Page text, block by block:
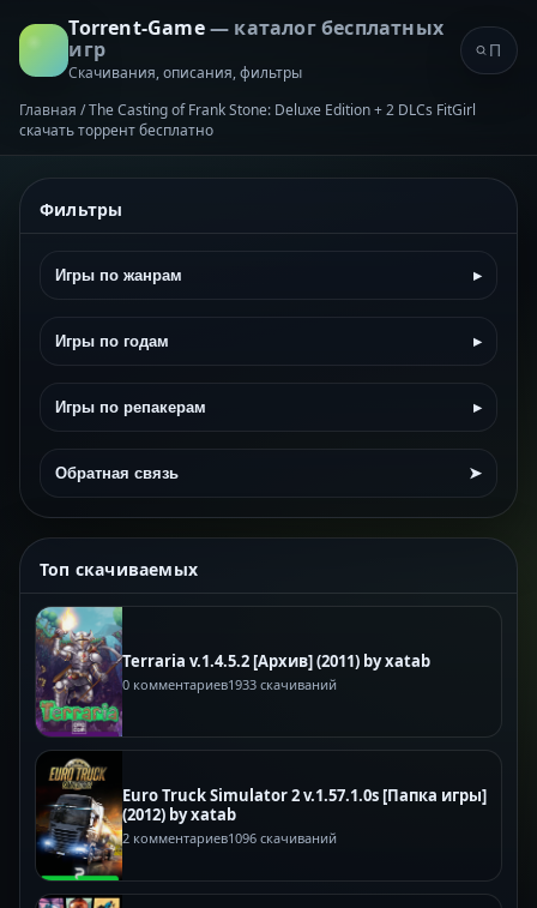
Torrent-Game— каталог бесплатных
игр
Скачивания, описания, фильтры
Главная /The Casting of Frank Stone: Deluxe Edition + 2 DLCs FitGirl
скачать торрент бесплатно
Фильтры
Игры по жанрам ▸
Игры по годам ▸
Игры по репакерам ▸
Обратная связь ➤
Топ скачиваемых
Terraria v.1.4.5.2 [Архив] (2011) by xatab
0 комментариев1933 скачиваний
Euro Truck Simulator 2 v.1.57.1.0s [Папка игры]
(2012) by xatab
2 комментариев1096 скачиваний